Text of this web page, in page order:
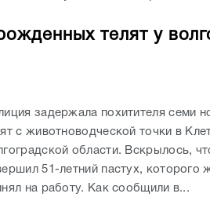
телят у
задержала похитителя семи
с животноводческой точки в
области. Вскрылось,
51-летний пастух, которого
на работу. Как сообщили в...